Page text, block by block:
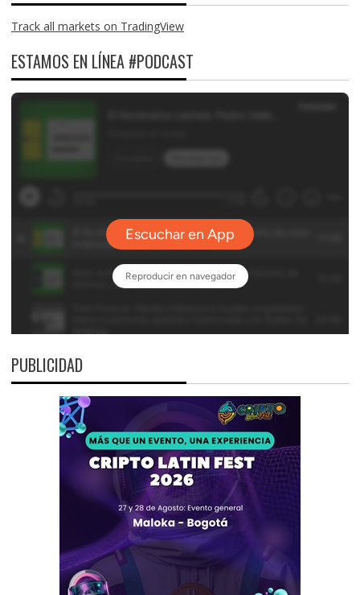
Track all markets on TradingView
ESTAMOS EN LÍNEA #PODCAST
PUBLICIDAD